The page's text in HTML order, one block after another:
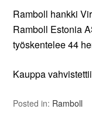
Ramboll hankki
Ramboll Estonia
työskentelee 44
Kauppa
Posted in: Ramboll